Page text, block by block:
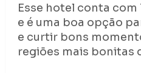
Esse hotel conta com
e é uma boa opção
e curtir bons
regiões mais bonitas